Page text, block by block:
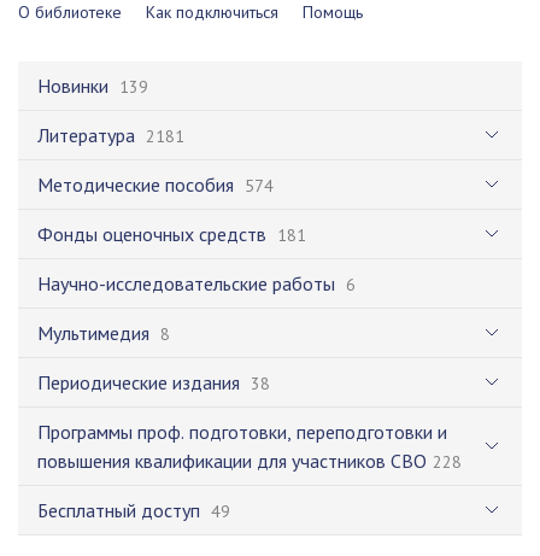
О библиотеке Как подключиться Помощь
Новинки 139
Литература 2181
Методические пособия 574
Фонды оценочных средств 181
Научно-исследовательские работы 6
Мультимедия 8
Периодические издания 38
Программы проф. подготовки, переподготовки и
повышения квалификации для участников СВО 228
Бесплатный доступ 49